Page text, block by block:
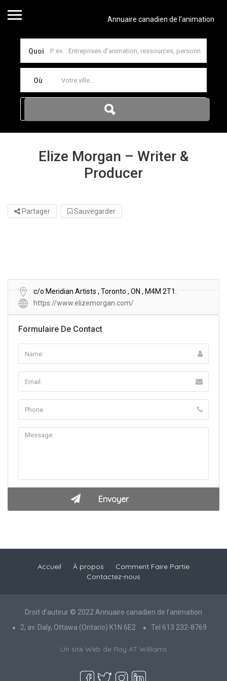
Annuaire canadien de l’animation
Quoi
Où
Elize Morgan – Writer &
Producer
Partager Sauvegarder
c/o Meridian Artists , Toronto , ON , M4M 2T1.
https://www.elizemorgan.com/
Formulaire De Contact
Accueil À propos
Comment Faire Partie
Contactez-nous
Droit d’auteur © 2022 Annuaire canadien de l’animation
2, av. Daly, Ottawa (Ontario) K1N 6E2
Tel 613 232-8769
Un site Web de Roy AT Williams